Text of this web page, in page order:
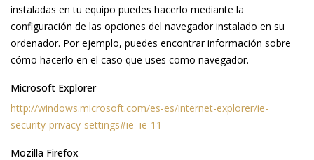
instaladas en tu equipo puedes hacerlo mediante la
configuración de las opciones del navegador instalado en su
ordenador. Por ejemplo, puedes encontrar información sobre
cómo hacerlo en el caso que uses como navegador.
Microsoft Explorer
http://windows.microsoft.com/es-es/internet-explorer/ie-
security-privacy-settings#ie=ie-11
Mozilla Firefox